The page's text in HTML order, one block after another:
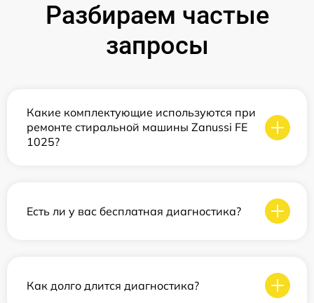
Разбираем частые
запросы
Какие комплектующие используются при
ремонте стиральной машины Zanussi FE
1025?
Есть ли у вас бесплатная диагностика?
Как долго длится диагностика?